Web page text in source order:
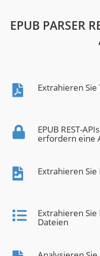
EPUB PARSER
Extrahieren Sie
EPUB REST-
erfordern eine
Extrahieren Sie
Extrahieren Sie
Dateien